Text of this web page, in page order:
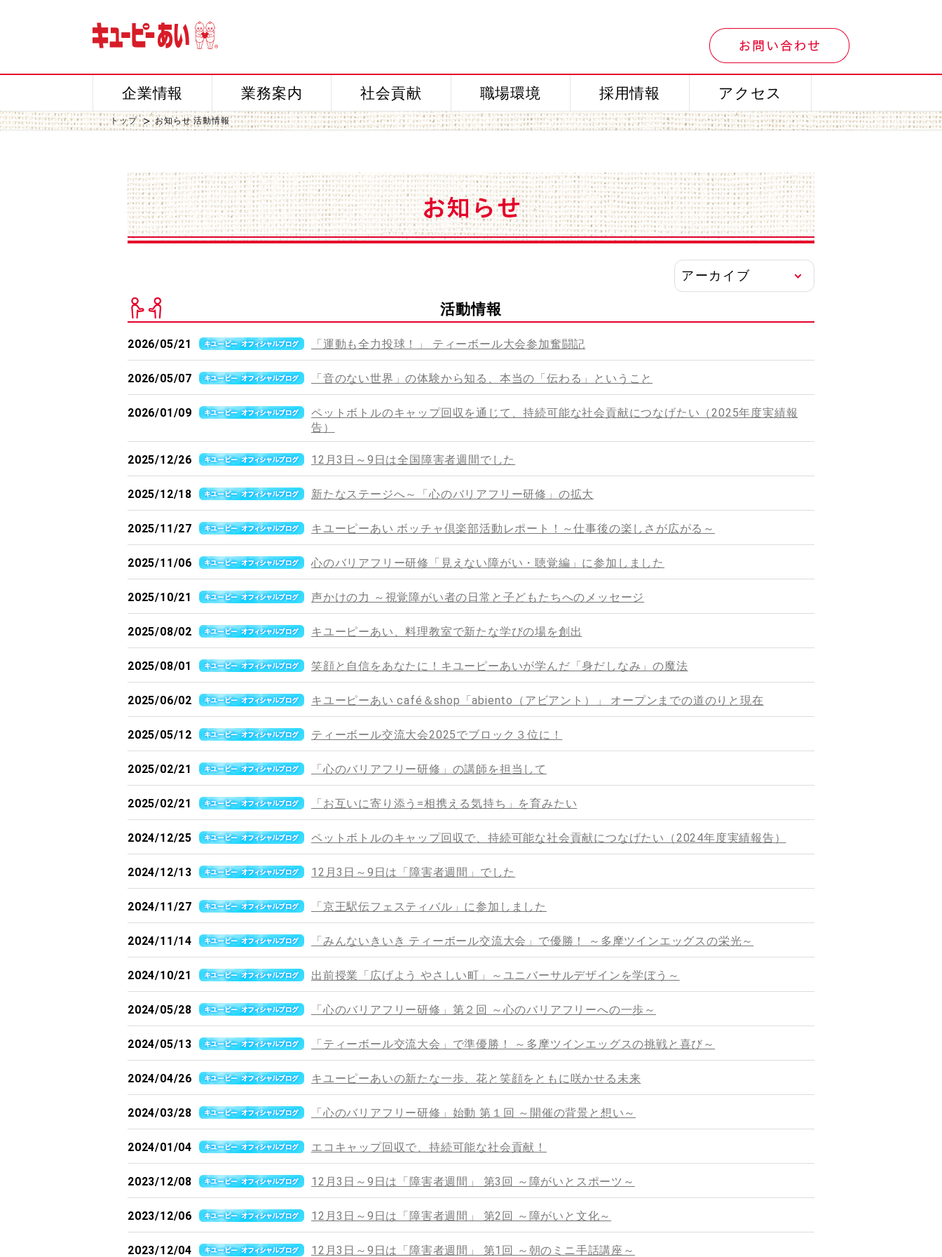
企業情報 業務案内 社会貢献 職場環境 採用情報 アクセス
トップ お知らせ 活動情報
活動情報
2026/05/21 「運動も全力投球！」 ティーボール大会参加奮闘記
2026/05/07 「音のない世界」の体験から知る、本当の「伝わる」ということ
2026/01/09
ペットボトルのキャップ回収を通じて、持続可能な社会貢献につなげたい（2025年度実績報
告）
2025/12/26 12月3日～9日は全国障害者週間でした
2025/12/18 新たなステージへ～「心のバリアフリー研修」の拡大
2025/11/27 キユーピーあい ボッチャ倶楽部活動レポート！～仕事後の楽しさが広がる～
2025/11/06 心のバリアフリー研修「見えない障がい・聴覚編」に参加しました
2025/10/21 声かけの力 ～視覚障がい者の日常と子どもたちへのメッセージ
2025/08/02 キユーピーあい、料理教室で新たな学びの場を創出
2025/08/01 笑顔と自信をあなたに！キユーピーあいが学んだ「身だしなみ」の魔法
2025/06/02 キユーピーあい café＆shop「abiento（アビアント）」 オープンまでの道のりと現在
2025/05/12 ティーボール交流大会2025でブロック３位に！
2025/02/21 「心のバリアフリー研修」の講師を担当して
2025/02/21 「お互いに寄り添う=相携える気持ち」を育みたい
2024/12/25 ペットボトルのキャップ回収で、持続可能な社会貢献につなげたい（2024年度実績報告）
2024/12/13 12月3日～9日は「障害者週間」でした
2024/11/27 「京王駅伝フェスティバル」に参加しました
2024/11/14 「みんないきいき ティーボール交流大会」で優勝！ ～多摩ツインエッグスの栄光～
2024/10/21 出前授業「広げよう やさしい町」～ユニバーサルデザインを学ぼう～
2024/05/28 「心のバリアフリー研修」第２回 ～心のバリアフリーへの一歩～
2024/05/13 「ティーボール交流大会」で準優勝！ ～多摩ツインエッグスの挑戦と喜び～
2024/04/26 キユーピーあいの新たな一歩、花と笑顔をともに咲かせる未来
2024/03/28 「心のバリアフリー研修」始動 第１回 ～開催の背景と想い～
2024/01/04 エコキャップ回収で、持続可能な社会貢献！
2023/12/08 12月3日～9日は「障害者週間」 第3回 ～障がいとスポーツ～
2023/12/06 12月3日～9日は「障害者週間」 第2回 ～障がいと文化～
2023/12/04 12月3日～9日は「障害者週間」 第1回 ～朝のミニ手話講座～